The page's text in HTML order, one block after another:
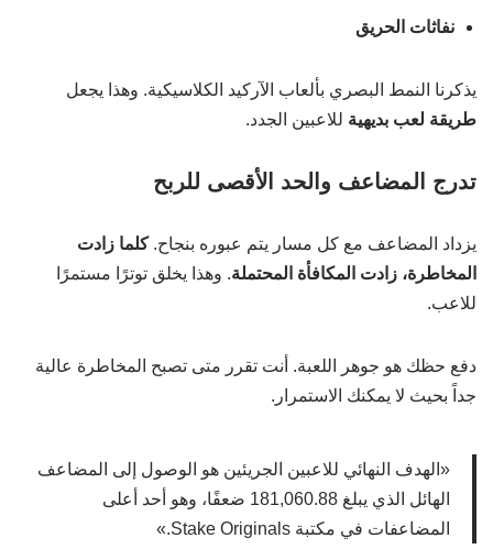
نفاثات الحريق
يذكرنا النمط البصري بألعاب الآركيد الكلاسيكية. وهذا يجعل
طريقة لعب بديهية للاعبين الجدد.
تدرج المضاعف والحد الأقصى للربح
يزداد المضاعف مع كل مسار يتم عبوره بنجاح. كلما زادت
المخاطرة، زادت المكافأة المحتملة. وهذا يخلق توترًا مستمرًا
للاعب.
دفع حظك هو جوهر اللعبة. أنت تقرر متى تصبح المخاطرة عالية
جداً بحيث لا يمكنك الاستمرار.
«الهدف النهائي للاعبين الجريئين هو الوصول إلى المضاعف
الهائل الذي يبلغ 181,060.88 ضعفًا، وهو أحد أعلى
المضاعفات في مكتبة Stake Originals.»